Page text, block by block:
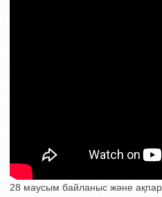
28 маусым байланыс және